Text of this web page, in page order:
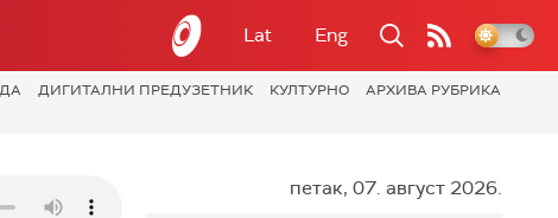
Lat Eng
ДИГИТАЛНИ ПРЕДУЗЕТНИК КУЛТУРНО
АРХИВА РУБРИКА
петак, 07. август 2026.